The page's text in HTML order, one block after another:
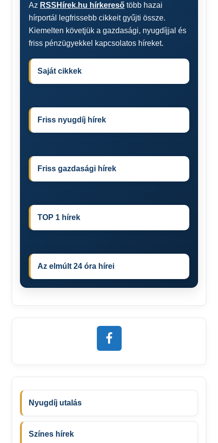
Az RSSHírek.hu hírkereső több hazai
hírportál legfrissebb cikkeit gyűjti össze.
Kiemelten követjük a gazdasági, nyugdíjjal és
friss pénzügyekkel kapcsolatos híreket.
Saját cikkek
Friss nyugdíj hírek
Friss gazdasági hírek
TOP 1 hírek
Az elmúlt 24 óra hírei
Nyugdíj utalás
Színes hírek